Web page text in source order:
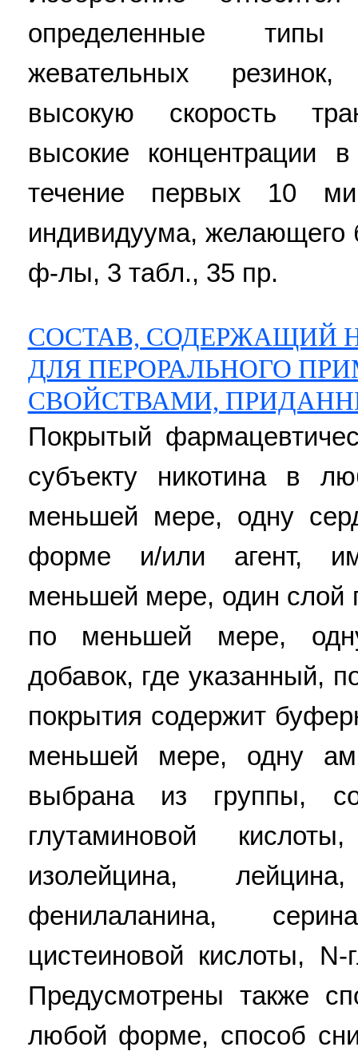
определенные
жевательных
высокую скорость
высокие концентрации
течение первых 10
индивидуума, желающего
ф-лы, 3 табл., 35 пр.
СОСТАВ, СОДЕРЖАЩИЙ
ДЛЯ ПЕРОРАЛЬНОГО
СВОЙСТВАМИ,
Покрытый
субъекту никотина в
меньшей мере, одну
форме и/или агент,
меньшей мере, один слой
по меньшей мере,
добавок, где указанный,
покрытия содержит
меньшей мере, одну
выбрана из группы,
глутаминовой
изолейцина,
фенилаланина,
цистеиновой кислоты, N-
Предусмотрены также
любой форме, способ